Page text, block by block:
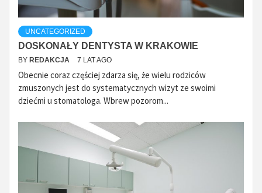
UNCATEGORIZED
DOSKONAŁY DENTYSTA W KRAKOWIE
BY REDAKCJA 7 LAT AGO
Obecnie coraz częściej zdarza się, że wielu rodziców
zmuszonych jest do systematycznych wizyt ze swoimi
dziećmi u stomatologa. Wbrew pozorom...